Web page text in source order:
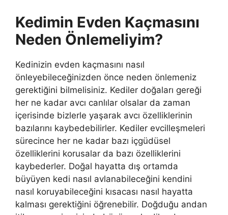
Kedimin Evden Kaçmasını
Neden Önlemeliyim?
Kedinizin evden kaçmasını nasıl
önleyebileceğinizden önce neden önlemeniz
gerektiğini bilmelisiniz. Kediler doğaları gereği
her ne kadar avcı canlılar olsalar da zaman
içerisinde bizlerle yaşarak avcı özelliklerinin
bazılarını kaybedebilirler. Kediler evcilleşmeleri
sürecince her ne kadar bazı içgüdüsel
özelliklerini korusalar da bazı özelliklerini
kaybederler. Doğal hayatta dış ortamda
büyüyen kedi nasıl avlanabileceğini kendini
nasıl koruyabileceğini kısacası nasıl hayatta
kalması gerektiğini öğrenebilir. Doğduğu andan